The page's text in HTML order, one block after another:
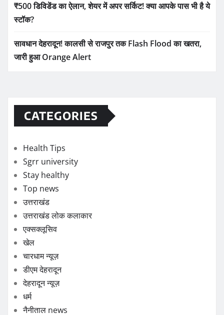
₹500 डिविडेंड का ऐलान, शेयर में अपर सर्किट! क्या आपके पास भी है ये
स्टॉक?
सावधान देहरादून! कालसी से राजपुर तक Flash Flood का खतरा,
जारी हुआ Orange Alert
CATEGORIES
Health Tips
Sgrr university
Stay healthy
Top news
उत्तराखंड
उत्तराखंड लोक कलाकार
एक्सक्लूसिव
खेल
चारधाम न्यूज़
डीएम देहरादून
देहरादून न्यूज़
धर्म
नैनीताल news